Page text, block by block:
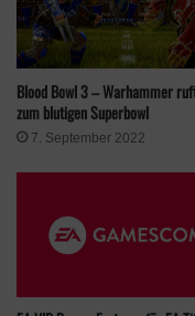
Das Spiel erscheint am
oderDigital vorbestellt
Schlagwörter astragon
Blood Bowl 3 – Warhammer
zum blutigen Superbowl
7. September 2022